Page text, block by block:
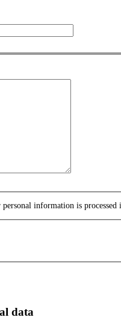
information is processed
data